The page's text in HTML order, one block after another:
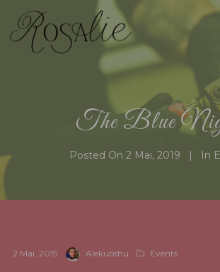
The Blue
Posted On 2 Mai, 2019 In
2 Mai, 2019 Alekuoshu Events